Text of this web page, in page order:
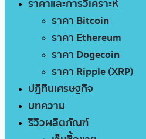
ราคาและการวิเคราะห์
ราคา Bitcoin
ราคา Ethereum
ราคา Dogecoin
ราคา Ripple (XRP)
ปฏิทินเศรษฐกิจ
บทความ
รีวิวผลิตภัณฑ์